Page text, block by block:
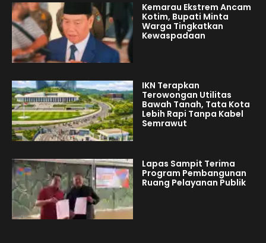
Kemarau Ekstrem Ancam
Kotim, Bupati Minta
Warga Tingkatkan
Kewaspadaan
IKN Terapkan
Terowongan Utilitas
Bawah Tanah, Tata Kota
Lebih Rapi Tanpa Kabel
Semrawut
Lapas Sampit Terima
Program Pembangunan
Ruang Pelayanan Publik